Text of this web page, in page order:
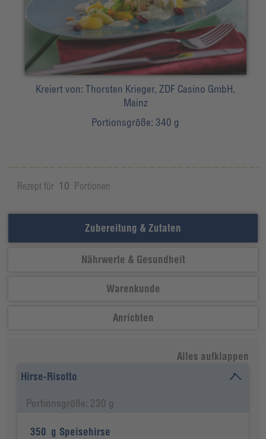
Kreiert von:Thorsten Krieger, ZDF Casino GmbH,
Mainz
Portionsgröße:340 g
Rezept für 10 Portionen
Zubereitung & Zutaten
Nährwerte & Gesundheit
Warenkunde
Anrichten
Alles aufklappen
Hirse-Risotto
Portionsgröße: 230 g
350 g Speisehirse